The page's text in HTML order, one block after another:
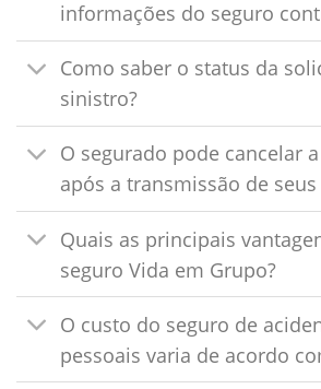
informações do seguro
Como saber o status da
sinistro?
O segurado pode cancelar
após a transmissão de seus
Quais as principais
seguro Vida em Grupo?
O custo do seguro de
pessoais varia de acordo